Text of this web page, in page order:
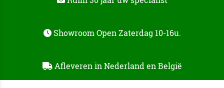
Showroom Open Zaterdag 10-16u.
Afleveren in Nederland en België